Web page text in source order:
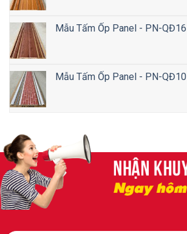
Mẫu Tấm Ốp Panel - PN-QĐ16
Mẫu Tấm Ốp Panel - PN-QĐ10